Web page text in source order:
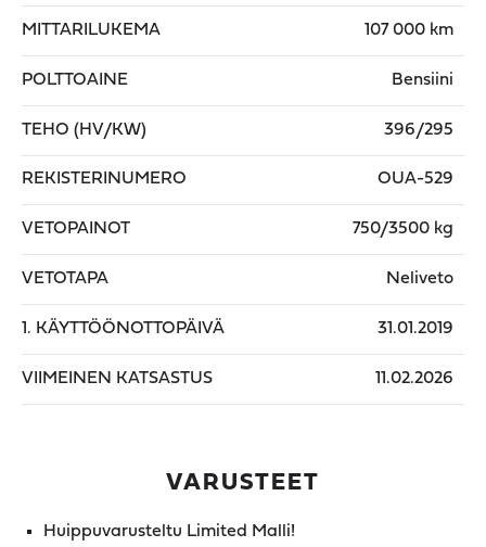
MITTARILUKEMA 107 000 km
POLTTOAINE Bensiini
TEHO (HV/KW) 396/295
REKISTERINUMERO OUA-529
VETOPAINOT 750/3500 kg
VETOTAPA Neliveto
1. KÄYTTÖÖNOTTOPÄIVÄ 31.01.2019
VIIMEINEN KATSASTUS 11.02.2026
VARUSTEET
Huippuvarusteltu Limited Malli!